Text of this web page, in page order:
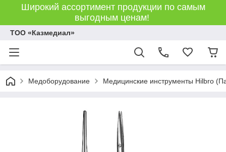
Широкий ассортимент продукции по самым
выгодным ценам!
ТОО «Казмедиал»
Медоборудование Медицинские инструменты Hilbro